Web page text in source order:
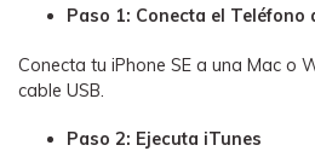
Paso 1: Conecta el
Conecta tu iPhone SE a una Mac o
cable USB.
Paso 2: Ejecuta iTunes